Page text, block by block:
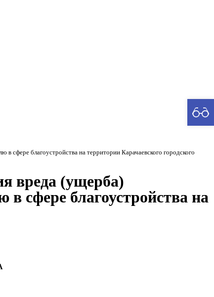
благоустройства на территории Карачаевского городского
вреда (ущерба)
сфере благоустройства на